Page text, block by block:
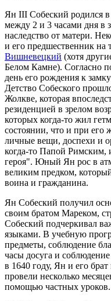
Ян III Собеский родился в
между 2 и 3 часами дня в
наследство от матери.
и его предшественник на
Вишневецкий (хотя
Белом Камне). Согласно
день его рождения к
Детство Собеского
Жолкве, которая
резиденцией в зрелом
которых когда-то жил
состоянии, что и при его
личные вещи, доспехи и
когда-то Папой Римским,
героя". Юный Ян рос в
великим предком,
воина и гражданина.
Ян Собеский получил
своим братом Мареком,
Собеский подчеркивал
языками. В учебную
предметы, соблюдение
часы досуга и
в 1640 году, Ян и его
провели несколько
помощью частных уроков.